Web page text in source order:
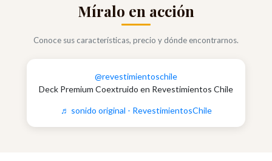
Míralo en acción
Conoce sus características, precio y dónde encontrarnos.
@revestimientoschile
Deck Premium Coextruido en Revestimientos Chile
♬ sonido original - RevestimientosChile